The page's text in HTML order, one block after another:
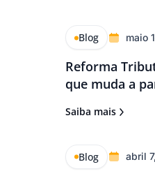
Blog maio
Reforma
que muda a
Saiba mais
Blog abril